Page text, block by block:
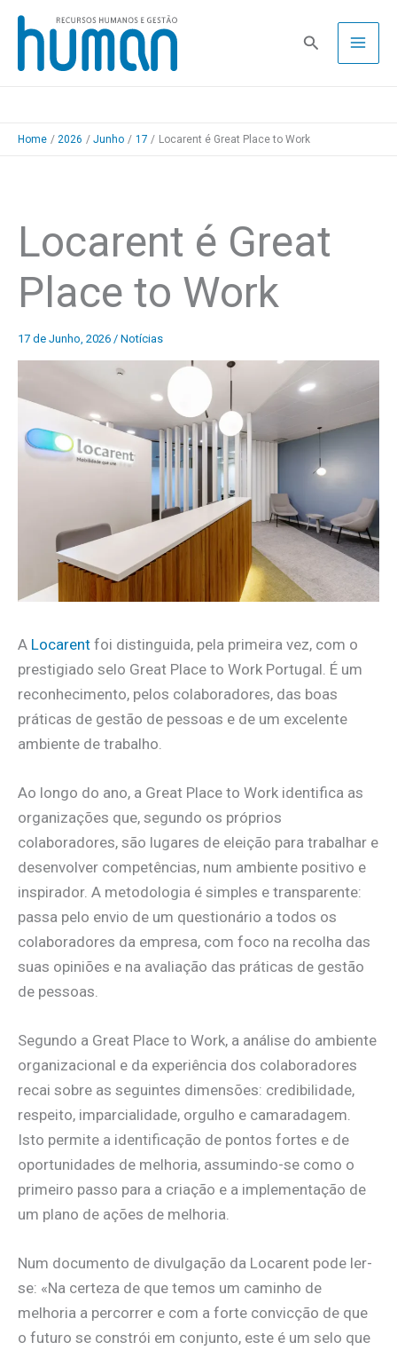
Skip
content
Pesquisa
Home 2026 Junho 17 Locarent é Great Place to Work
Locarent é Great
Place to Work
17 de Junho, 2026 / Notícias
A Locarent foi distinguida, pela primeira vez, com o
prestigiado selo Great Place to Work Portugal. É um
reconhecimento, pelos colaboradores, das boas
práticas de gestão de pessoas e de um excelente
ambiente de trabalho.
Ao longo do ano, a Great Place to Work identifica as
organizações que, segundo os próprios
colaboradores, são lugares de eleição para trabalhar e
desenvolver competências, num ambiente positivo e
inspirador. A metodologia é simples e transparente:
passa pelo envio de um questionário a todos os
colaboradores da empresa, com foco na recolha das
suas opiniões e na avaliação das práticas de gestão
de pessoas.
Segundo a Great Place to Work, a análise do ambiente
organizacional e da experiência dos colaboradores
recai sobre as seguintes dimensões: credibilidade,
respeito, imparcialidade, orgulho e camaradagem.
Isto permite a identificação de pontos fortes e de
oportunidades de melhoria, assumindo-se como o
primeiro passo para a criação e a implementação de
um plano de ações de melhoria.
Num documento de divulgação da Locarent pode ler-
se: «Na certeza de que temos um caminho de
melhoria a percorrer e com a forte convicção de que
o futuro se constrói em conjunto, este é um selo que